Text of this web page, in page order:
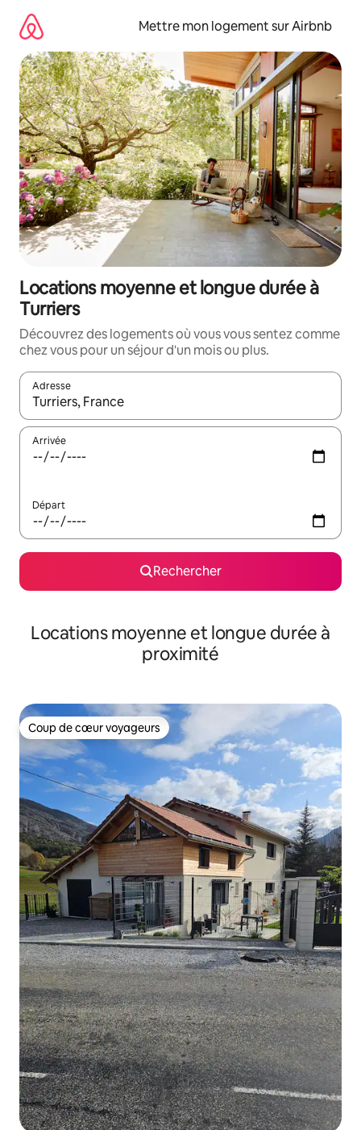
directement
contenu
Mettre mon logement sur Airbnb
Locations moyenne et longue durée à
Turriers
Découvrez des logements où vous vous sentez comme
chez vous pour un séjour d'un mois ou plus.
Adresse
Lorsque les résultats s'affichent, utilisez les flèches vers le
Arrivée
Départ
Rechercher
Locations moyenne et longue durée à
proximité
Coup de cœur voyageurs
Coup de cœur voyageurs